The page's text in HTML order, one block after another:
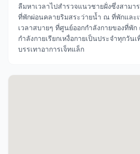
ลืมหาเวลาไปสำรวจแนวชายฝั่งซึ่งสามา
ที่พักผ่อนคลายริมสระว่ายน้ำ ณ ที่พักและ
เวลาสบายๆ ที่ศูนย์ออกกำลังกายของที่พั
กำลังกายเรียกเหงื่อกายเป็นประจำทุกวัน
บรรเทาอาการเจ็ทแล็ก